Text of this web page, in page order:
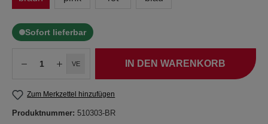
Sofort lieferbar
VE IN DEN WARENKORB
Zum Merkzettel hinzufügen
Produktnummer: 510303-BR